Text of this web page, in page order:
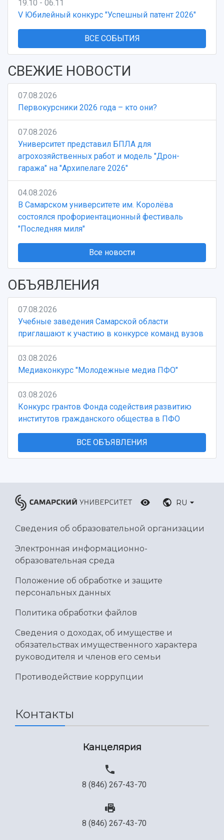
19.10 - 06.11
V Юбилейный конкурс "Успешный патент 2026"
ВСЕ СОБЫТИЯ
СВЕЖИЕ НОВОСТИ
07.08.2026
Первокурсники 2026 года – кто они?
07.08.2026
Университет представил БПЛА для
агрохозяйственных работ и модель "Дрон-
гаража" на "Архипелаге 2026"
04.08.2026
В Самарском университете им. Королёва
состоялся профориентационный фестиваль
"Последняя миля"
Все новости
ОБЪЯВЛЕНИЯ
07.08.2026
Учебные заведения Самарской области
приглашают к участию в конкурсе команд вузов
03.08.2026
Медиаконкурс "Молодежные медиа ПФО"
03.08.2026
Конкурс грантов Фонда содействия развитию
институтов гражданского общества в ПФО
ВСЕ ОБЪЯВЛЕНИЯ
RU
Сведения об образовательной организации
Электронная информационно-
образовательная среда
Положение об обработке и защите
персональных данных
Политика обработки файлов
Сведения о доходах, об имуществе и
обязательствах имущественного характера
руководителя и членов его семьи
Противодействие коррупции
Контакты
Канцелярия
8 (846) 267-43-70
8 (846) 267-43-70